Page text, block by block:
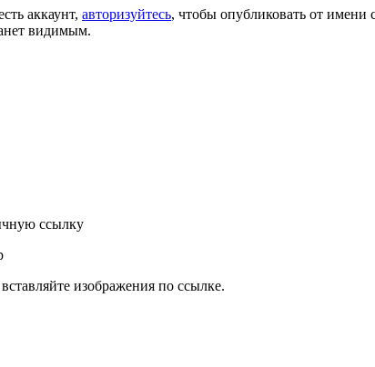
аккаунт, авторизуйтесь, чтобы опубликовать от имени
видимым.
ссылку
изображения по ссылке.